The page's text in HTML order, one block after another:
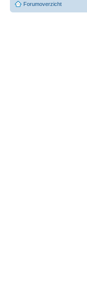
Forumoverzicht